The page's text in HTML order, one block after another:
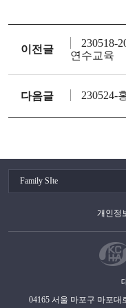
이전글
230518-
연수교육
다음글 230524-
Family SIte
개인정
04165 서울 마포구 마포대